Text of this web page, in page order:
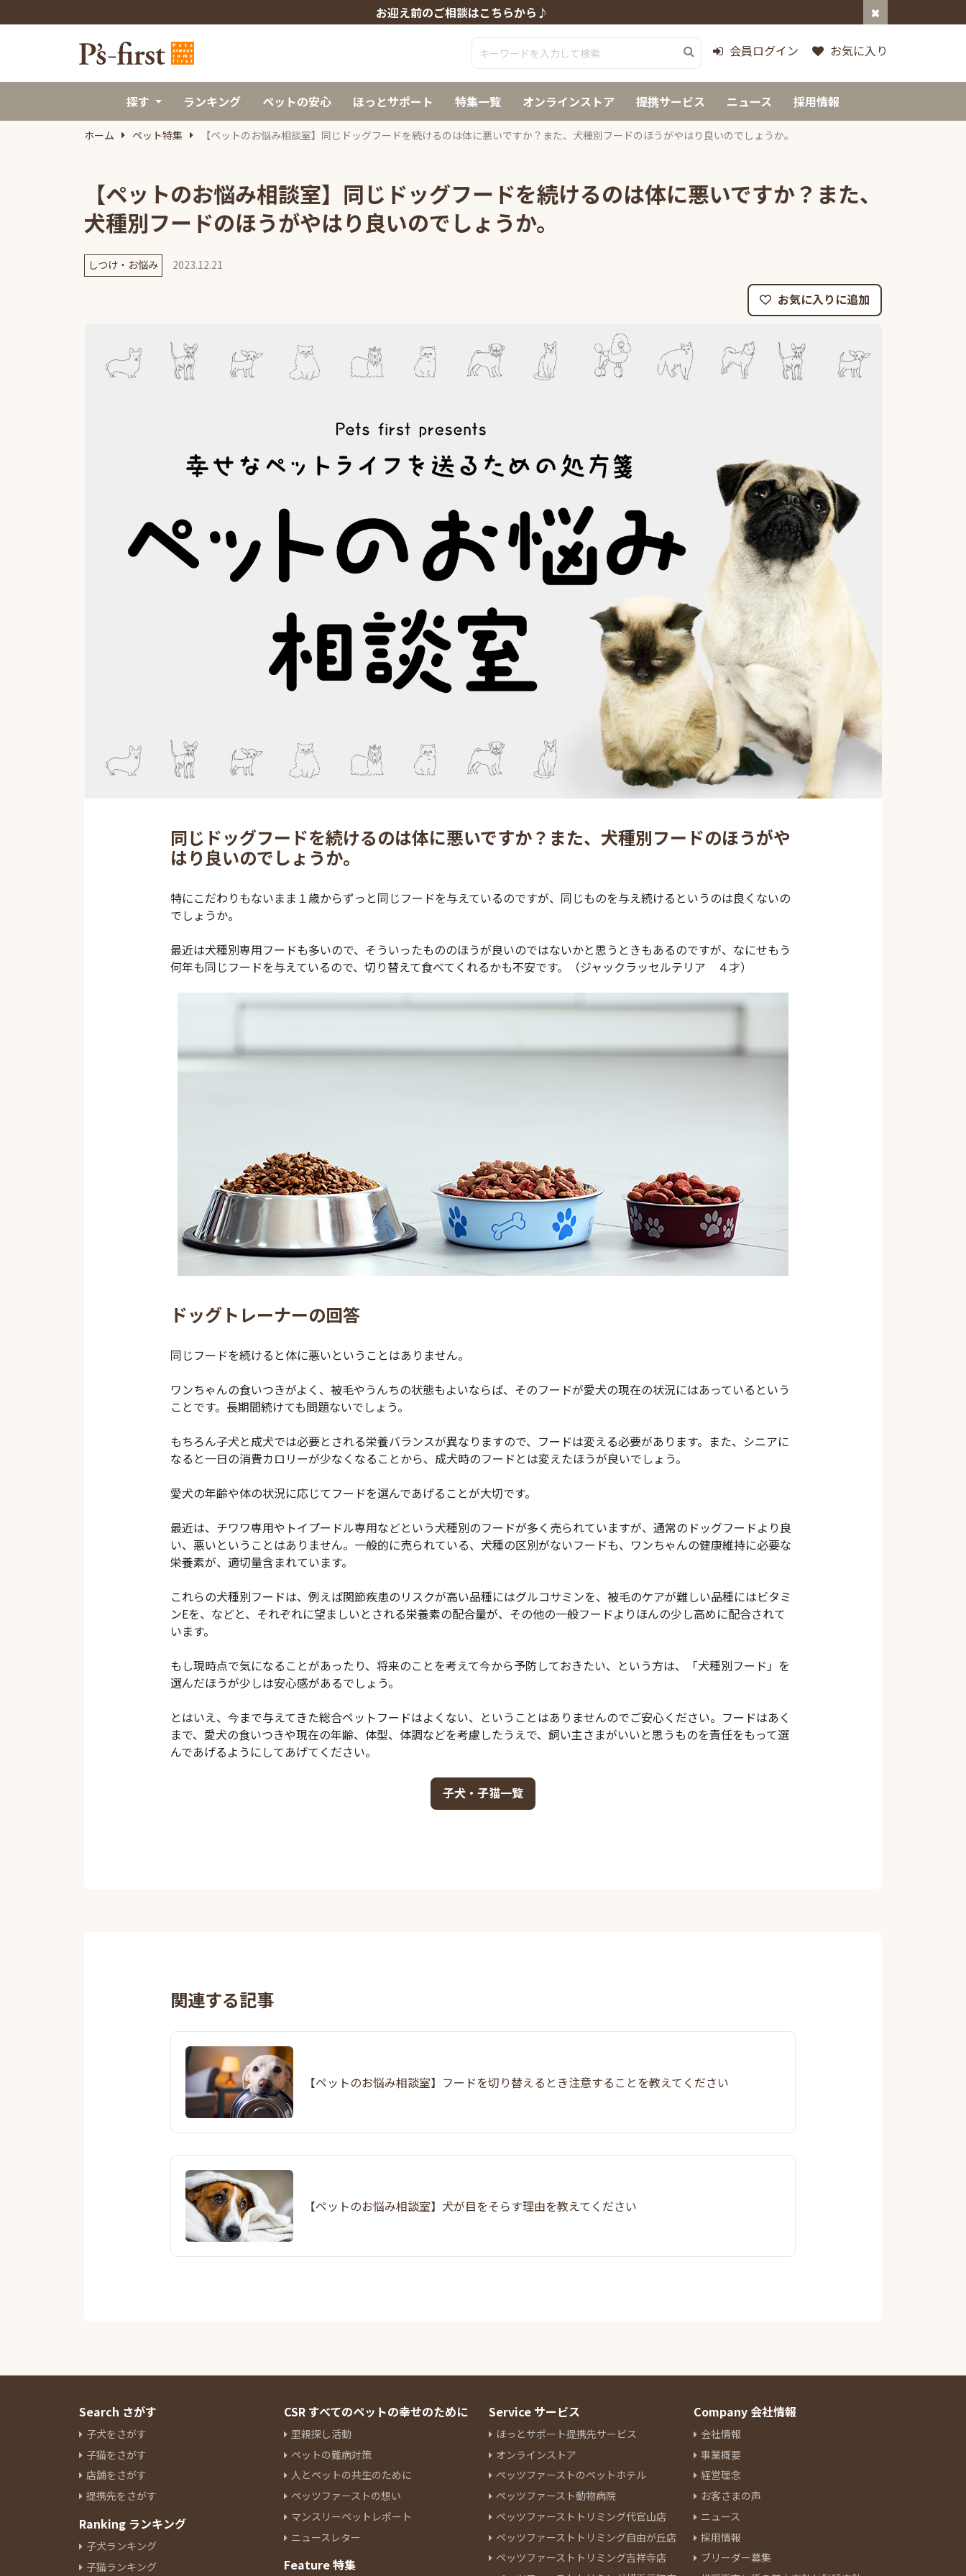
お迎え前のご相談はこちらから♪
会員ログイン お気に入り
探す ランキング ペットの安心 ほっとサポート 特集一覧 オンラインストア 提携サービス ニュース 採用情報
ホーム ペット特集 【ペットのお悩み相談室】同じドッグフードを続けるのは体に悪いですか？また、犬種別フードのほうがやはり良いのでしょうか。
【ペットのお悩み相談室】同じドッグフードを続けるのは体に悪いですか？また、
犬種別フードのほうがやはり良いのでしょうか。
しつけ・お悩み 2023.12.21
お気に入りに追加
同じドッグフードを続けるのは体に悪いですか？また、犬種別フードのほうがや
はり良いのでしょうか。
特にこだわりもないまま１歳からずっと同じフードを与えているのですが、同じものを与え続けるというのは良くないの
でしょうか。
最近は犬種別専用フードも多いので、そういったもののほうが良いのではないかと思うときもあるのですが、なにせもう
何年も同じフードを与えているので、切り替えて食べてくれるかも不安です。（ジャックラッセルテリア ４才）
ドッグトレーナーの回答
同じフードを続けると体に悪いということはありません。
ワンちゃんの食いつきがよく、被毛やうんちの状態もよいならば、そのフードが愛犬の現在の状況にはあっているという
ことです。長期間続けても問題ないでしょう。
もちろん子犬と成犬では必要とされる栄養バランスが異なりますので、フードは変える必要があります。また、シニアに
なると一日の消費カロリーが少なくなることから、成犬時のフードとは変えたほうが良いでしょう。
愛犬の年齢や体の状況に応じてフードを選んであげることが大切です。
最近は、チワワ専用やトイプードル専用などという犬種別のフードが多く売られていますが、通常のドッグフードより良
い、悪いということはありません。一般的に売られている、犬種の区別がないフードも、ワンちゃんの健康維持に必要な
栄養素が、適切量含まれています。
これらの犬種別フードは、例えば関節疾患のリスクが高い品種にはグルコサミンを、被毛のケアが難しい品種にはビタミ
ンEを、などと、それぞれに望ましいとされる栄養素の配合量が、その他の一般フードよりほんの少し高めに配合されて
います。
もし現時点で気になることがあったり、将来のことを考えて今から予防しておきたい、という方は、「犬種別フード」を
選んだほうが少しは安心感があるでしょう。
とはいえ、今まで与えてきた総合ペットフードはよくない、ということはありませんのでご安心ください。フードはあく
まで、愛犬の食いつきや現在の年齢、体型、体調などを考慮したうえで、飼い主さまがいいと思うものを責任をもって選
んであげるようにしてあげてください。
子犬・子猫一覧
関連する記事
【ペットのお悩み相談室】フードを切り替えるとき注意することを教えてください
【ペットのお悩み相談室】犬が目をそらす理由を教えてください
Search さがす
子犬をさがす
子猫をさがす
店舗をさがす
提携先をさがす
Ranking ランキング
子犬ランキング
子猫ランキング
CSR すべてのペットの幸せのために
里親探し活動
ペットの難病対策
人とペットの共生のために
ペッツファーストの想い
マンスリーペットレポート
ニュースレター
Feature 特集
Service サービス
ほっとサポート提携先サービス
オンラインストア
ペッツファーストのペットホテル
ペッツファースト動物病院
ペッツファーストトリミング代官山店
ペッツファーストトリミング自由が丘店
ペッツファーストトリミング吉祥寺店
Company 会社情報
会社情報
事業概要
経営理念
お客さまの声
ニュース
採用情報
ブリーダー募集